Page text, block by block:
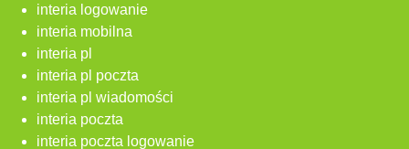
interia logowanie
interia mobilna
interia pl
interia pl poczta
interia pl wiadomości
interia poczta
interia poczta logowanie